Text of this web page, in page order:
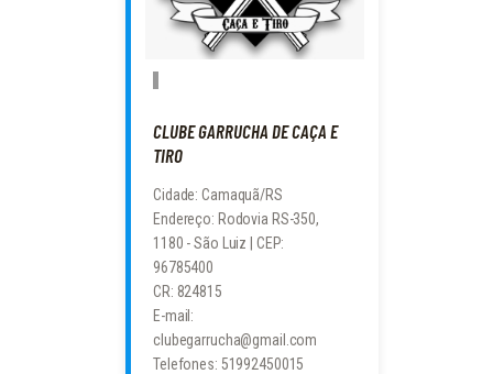
CLUBE GARRUCHA DE CAÇA E
TIRO
Cidade: Camaquã/RS
Endereço: Rodovia RS-350,
1180 - São Luiz | CEP:
96785400
CR: 824815
E-mail:
clubegarrucha@gmail.com
Telefones: 51992450015